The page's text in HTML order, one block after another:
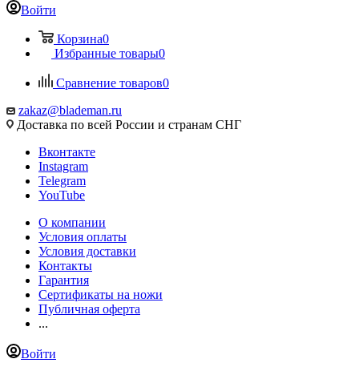
Войти
Корзина0
Избранные товары0
Сравнение товаров0
zakaz@blademan.ru
Доставка по всей России и странам СНГ
Вконтакте
Instagram
Telegram
YouTube
О компании
Условия оплаты
Условия доставки
Контакты
Гарантия
Сертификаты на ножи
Публичная оферта
...
Войти